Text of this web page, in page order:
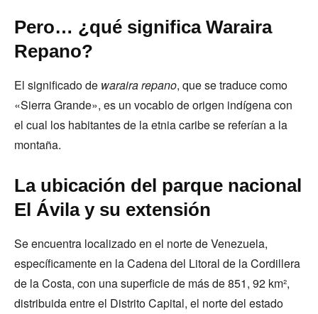
Pero… ¿qué significa Waraira
Repano?
El significado de waraira repano, que se traduce como
«Sierra Grande», es un vocablo de origen indígena con
el cual los habitantes de la etnia caribe se referían a la
montaña.
La ubicación del parque nacional
El Ávila y su extensión
Se encuentra localizado en el norte de Venezuela,
específicamente en la Cadena del Litoral de la Cordillera
de la Costa, con una superficie de más de 851, 92 km²,
distribuida entre el Distrito Capital, el norte del estado